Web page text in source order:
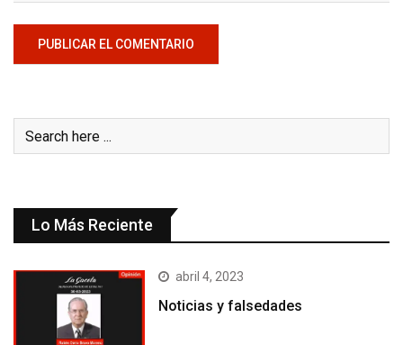
Lo Más Reciente
abril 4, 2023
Noticias y falsedades